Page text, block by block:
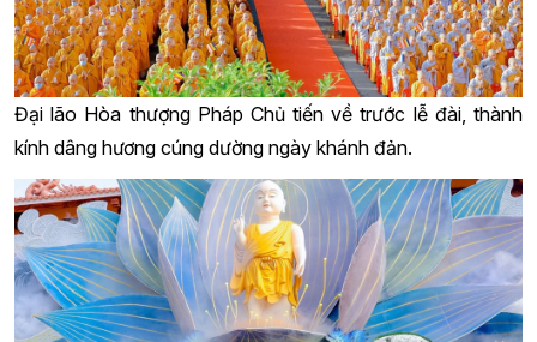
Đại lão Hòa thượng Pháp Chủ tiến về trước lễ đài, thành
kính dâng hương cúng dường ngày khánh đản.